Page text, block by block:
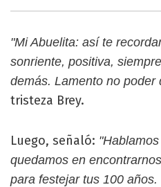
"Mi Abuelita: así te
sonriente, positiva,
demás. Lamento no poder
tristeza Brey.
Luego, señaló:
quedamos en
para festejar tus 100